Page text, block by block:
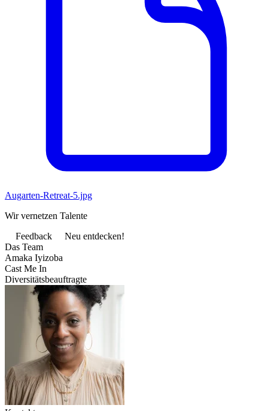
Augarten-Retreat-5.jpg
Wir vernetzen Talente
Feedback
Neu entdecken!
Das Team
Amaka Iyizoba
Cast Me In
Diversitätsbeauftragte